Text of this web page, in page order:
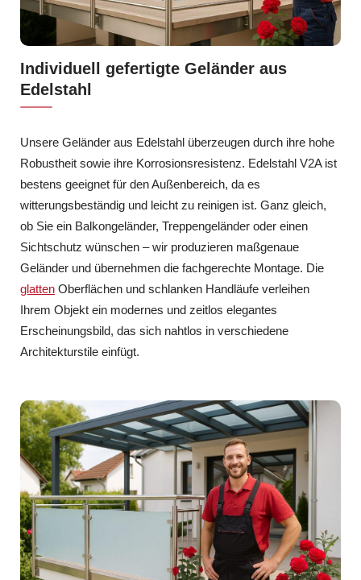
Individuell gefertigte Geländer aus
Edelstahl
Unsere Geländer aus Edelstahl überzeugen durch ihre hohe
Robustheit sowie ihre Korrosionsresistenz. Edelstahl V2A ist
bestens geeignet für den Außenbereich, da es
witterungsbeständig und leicht zu reinigen ist. Ganz gleich,
ob Sie ein Balkongeländer, Treppengeländer oder einen
Sichtschutz wünschen – wir produzieren maßgenaue
Geländer und übernehmen die fachgerechte Montage. Die
glatten Oberflächen und schlanken Handläufe verleihen
Ihrem Objekt ein modernes und zeitlos elegantes
Erscheinungsbild, das sich nahtlos in verschiedene
Architekturstile einfügt.